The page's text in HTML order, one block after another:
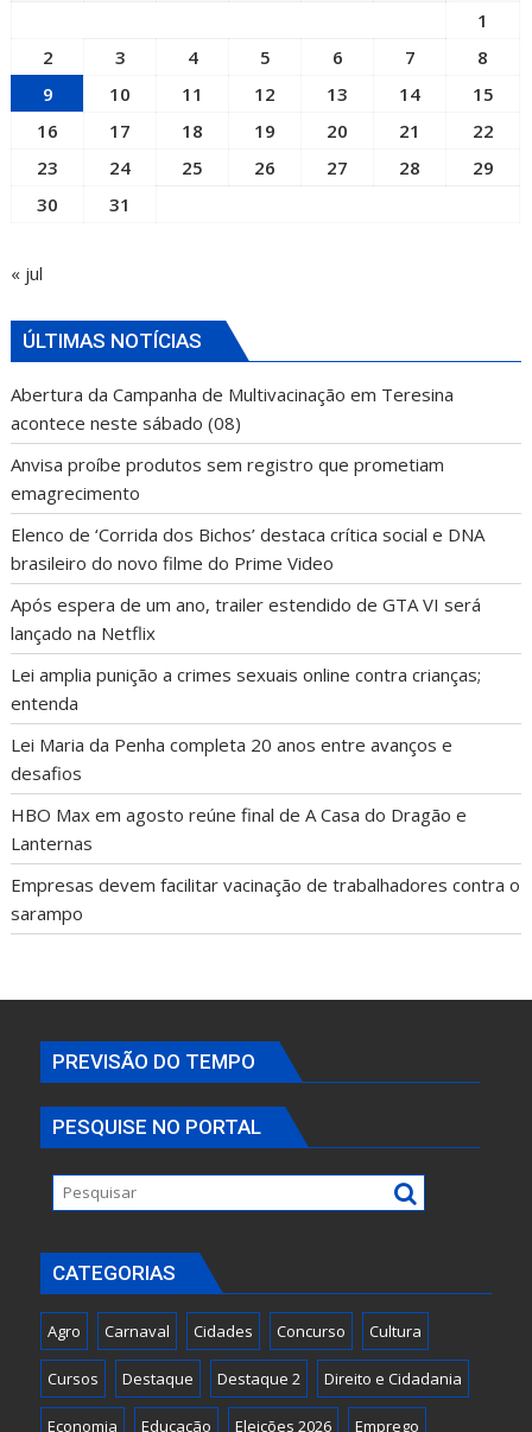
1
2
3 4 5 6 7
8
9
10 11 12 13 14
15
16
17 18 19 20 21
22
23
24 25 26 27 28
29
30
31
« jul
ÚLTIMAS NOTÍCIAS
Abertura da Campanha de Multivacinação em Teresina
acontece neste sábado (08)
Anvisa proíbe produtos sem registro que prometiam
emagrecimento
Elenco de ‘Corrida dos Bichos’ destaca crítica social e DNA
brasileiro do novo filme do Prime Video
Após espera de um ano, trailer estendido de GTA VI será
lançado na Netflix
Lei amplia punição a crimes sexuais online contra crianças;
entenda
Lei Maria da Penha completa 20 anos entre avanços e
desafios
HBO Max em agosto reúne final de A Casa do Dragão e
Lanternas
Empresas devem facilitar vacinação de trabalhadores contra o
sarampo
PREVISÃO DO TEMPO
PESQUISE NO PORTAL
CATEGORIAS
Agro Carnaval Cidades Concurso Cultura
Cursos Destaque Destaque 2 Direito e Cidadania
Economia Educação Eleições 2026 Emprego